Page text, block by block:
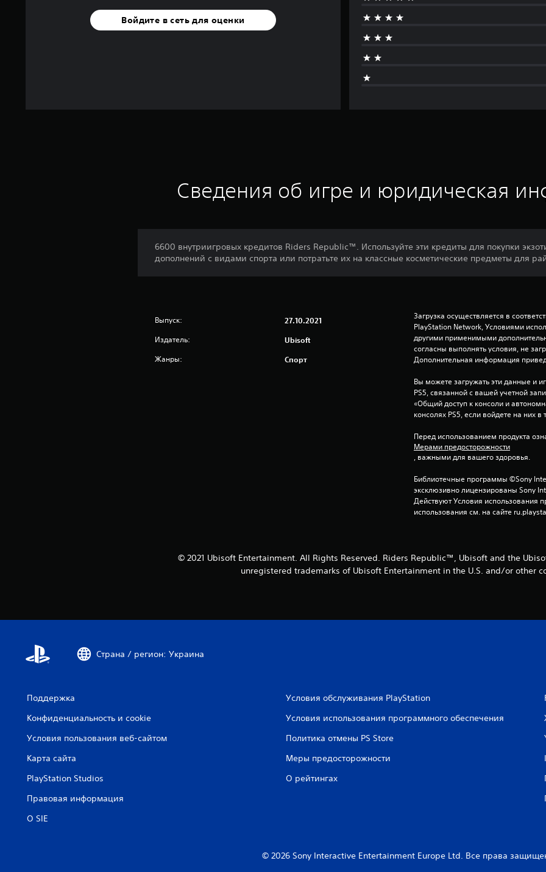
Войдите в сеть для оценки
Сведения об игре и юридическая
6600 внутриигровых кредитов Riders Republic™. Используйте эти кредиты для покупки
дополнений с видами спорта или потратьте их на классные косметические предметы для
Выпуск: 27.10.2021
Издатель: Ubisoft
Жанры: Спорт
Загрузка осуществляется в
PlayStation Network, Условиями
другими применимыми
согласны выполнять условия, не
Дополнительная информация
Вы можете загружать эти данные и
PS5, связанной с вашей учетной
«Общий доступ к консоли и
консолях PS5, если войдете на них в
Перед использованием продукта
Мерами предосторожности
, важными для вашего здоровья.
Библиотечные программы ©Sony
эксклюзивно лицензированы Sony
Действуют Условия использования
использования см. на сайте
© 2021 Ubisoft Entertainment. All Rights Reserved. Riders Republic™, Ubisoft and the
unregistered trademarks of Ubisoft Entertainment in the U.S. and/or other
Страна / регион: Украина
Поддержка
Конфиденциальность и cookie
Условия пользования веб-сайтом
Карта сайта
PlayStation Studios
Правовая информация
О SIE
Условия обслуживания PlayStation
Условия использования программного обеспечения
Политика отмены PS Store
Меры предосторожности
О рейтингах
© 2026 Sony Interactive Entertainment Europe Ltd. Все права